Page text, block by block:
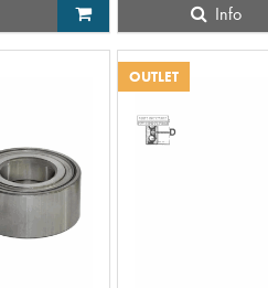
Info
OUTLET